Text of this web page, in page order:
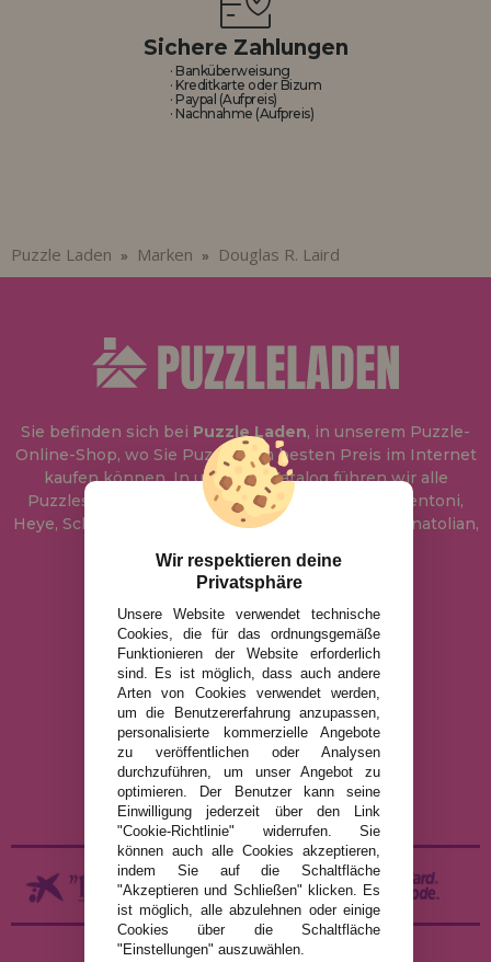
Sichere Zahlungen
· Banküberweisung
· Kreditkarte oder Bizum
· Paypal (Aufpreis)
· Nachnahme (Aufpreis)
Puzzle Laden » Marken » Douglas R. Laird
Sie befinden sich bei Puzzle Laden, in unserem Puzzle-
Online-Shop, wo Sie Puzzle zum besten Preis im Internet
kaufen können. In unserem Katalog führen wir alle
Puzzles der Marken Educa, Ravensburger, Clementoni,
Heye, Schmidt, Castorland, Jumbo, Trefl, Piatnik, Anatolian,
info@puzzleladen.de
RECHTLICHE HINWEISE
DATENSCHUTZRICHTLINIE
COOKIE-RICHTLINIE
VERSAND UND RÜCKGABE
RÜCKGABE / WIDERRUF
Wir respektieren deine
Privatsphäre
Unsere Website verwendet technische
Cookies, die für das ordnungsgemäße
Funktionieren der Website erforderlich
sind. Es ist möglich, dass auch andere
Arten von Cookies verwendet werden,
um die Benutzererfahrung anzupassen,
personalisierte kommerzielle Angebote
zu veröffentlichen oder Analysen
durchzuführen, um unser Angebot zu
optimieren. Der Benutzer kann seine
Einwilligung jederzeit über den Link
"Cookie-Richtlinie" widerrufen. Sie
können auch alle Cookies akzeptieren,
indem Sie auf die Schaltfläche
"Akzeptieren und Schließen" klicken. Es
ist möglich, alle abzulehnen oder einige
Cookies über die Schaltfläche
"Einstellungen" auszuwählen.